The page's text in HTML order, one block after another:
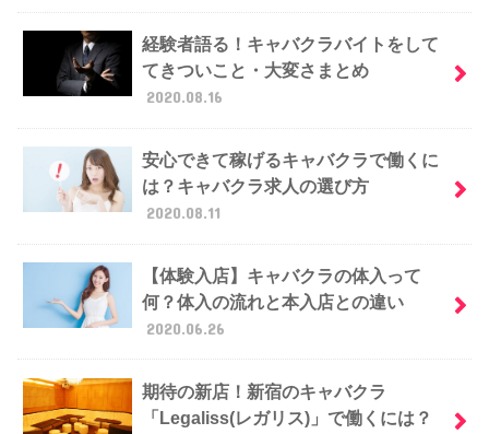
経験者語る！キャバクラバイトをして
てきついこと・大変さまとめ
2020.08.16
安心できて稼げるキャバクラで働くに
は？キャバクラ求人の選び方
2020.08.11
【体験入店】キャバクラの体入って
何？体入の流れと本入店との違い
2020.06.26
期待の新店！新宿のキャバクラ
「Legaliss(レガリス)」で働くには？